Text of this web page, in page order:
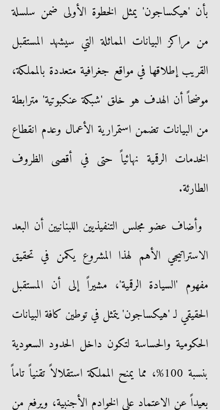
بأن 'هيكساجون' يمثل الخطوة الأولى ضمن سلسلة
من مراكز البيانات المماثلة التي سيشهد المستقبل
القريب إطلاقها في مواقع جغرافية متعددة بالمملكة،
موضحاً أن الهدف هو خلق 'شبكة عنكبوتية' مترابطة
من البيانات تضمن استمرارية الأعمال وعدم انقطاع
الخدمات الرقمية نهائياً حتى في أقصى الظروف
الطارئة.
وأضاف عضو مجلس التنفيذيين اللبنانيين أن البعد
الاستراتيجي الأهم لهذا المشروع يكمن في تحقيق
مفهوم 'السيادة الرقمية'، مشيراً إلى أن المستقبل
الحقيقي لـ 'هيكساجون' يتمثل في توطين كافة البيانات
الحكومية والحساسة لتكون داخل الحدود السعودية
بنسبة 100%، مما يمنح المملكة استقلالاً تقنياً تاماً
بعيداً عن الاعتماد على الخوادم الأجنبية، ويرفع من